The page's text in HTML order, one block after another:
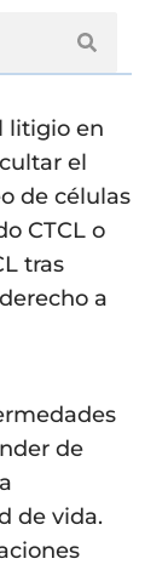
litigio en
el
de células
CTCL o
tras
a
de
de vida.